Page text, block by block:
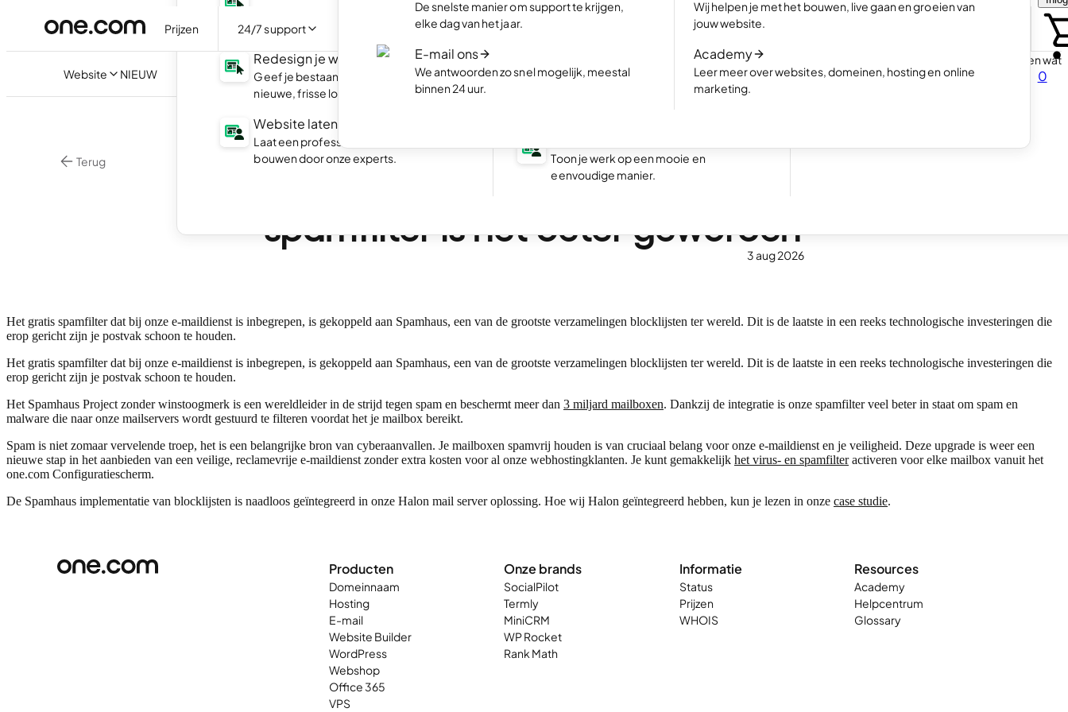
Prijzen 24/7 support
De snelste manier om support te krijgen,
elke dag van het jaar.
E-mail ons
We antwoorden zo snel mogelijk, meestal
binnen 24 uur.
Wij helpen je met het bouwen, live gaan en groeien van
jouw website.
Academy
Leer meer over websites, domeinen, hosting en online
marketing.
0
Website NIEUW
Maak je eigen website met AI, in enkele
minuten live.
Redesign je website NIEUW
Geef je bestaande website een
nieuwe, frisse look.
Website laten maken
Laat een professionele website
bouwen door onze experts.
Maak een webshop en begin met
Maak een website voor jouw bedrijf
waar klanten direct afspraken kunnen
Toon je werk op een mooie en
eenvoudige manier.
Kies hoe jij je website wil maken
Ontdek hoe een AI website bouwer werkt en wat
voor prompts je kan gebruiken
Terug
Uw ingebouwde gratis
spamfilter is net beter geworden
3 aug 2026
Het gratis spamfilter dat bij onze e-maildienst is inbegrepen, is gekoppeld aan Spamhaus, een van de grootste verzamelingen blocklijsten ter wereld. Dit is de laatste in een reeks technologische investeringen die
erop gericht zijn je postvak schoon te houden.
Het gratis spamfilter dat bij onze e-maildienst is inbegrepen, is gekoppeld aan Spamhaus, een van de grootste verzamelingen blocklijsten ter wereld. Dit is de laatste in een reeks technologische investeringen die
erop gericht zijn je postvak schoon te houden.
Het Spamhaus Project zonder winstoogmerk is een wereldleider in de strijd tegen spam en beschermt meer dan 3 miljard mailboxen. Dankzij de integratie is onze spamfilter veel beter in staat om spam en
malware die naar onze mailservers wordt gestuurd te filteren voordat het je mailbox bereikt.
Spam is niet zomaar vervelende troep, het is een belangrijke bron van cyberaanvallen. Je mailboxen spamvrij houden is van cruciaal belang voor onze e-maildienst en je veiligheid. Deze upgrade is weer een
nieuwe stap in het aanbieden van een veilige, reclamevrije e-maildienst zonder extra kosten voor al onze webhostingklanten. Je kunt gemakkelijk het virus- en spamfilteractiveren voor elke mailbox vanuit het
one.com Configuratiescherm.
De Spamhaus implementatie van blocklijsten is naadloos geïntegreerd in onze Halon mail server oplossing. Hoe wij Halon geïntegreerd hebben, kun je lezen in onze case studie.
Producten
Domeinnaam
Hosting
E-mail
Website Builder
WordPress
Webshop
Office 365
VPS
Onze brands
SocialPilot
Termly
MiniCRM
WP Rocket
Rank Math
Informatie
Status
Prijzen
WHOIS
Resources
Academy
Helpcentrum
Glossary